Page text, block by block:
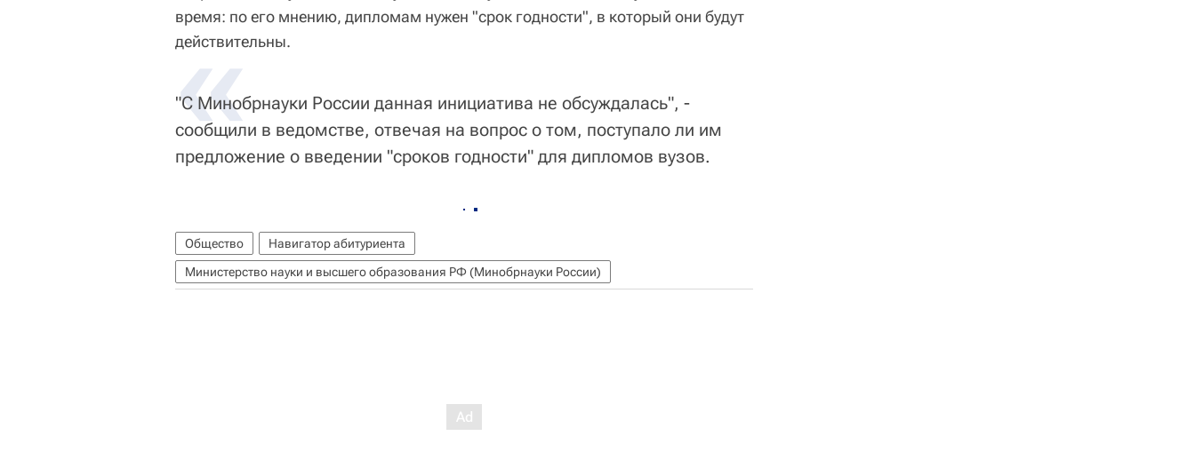
время: по его мнению, дипломам нужен "срок годности", в который они будут
действительны.
«
"С Минобрнауки России данная инициатива не обсуждалась", -
сообщили в ведомстве, отвечая на вопрос о том, поступало ли им
предложение о введении "сроков годности" для дипломов вузов.
Общество
Навигатор абитуриента
Министерство науки и высшего образования РФ (Минобрнауки России)